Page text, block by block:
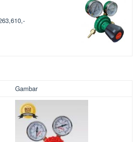
Gambar